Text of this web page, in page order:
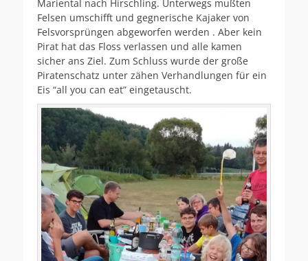
Mariental nach Hirschling. Unterwegs mußten
Felsen umschifft und gegnerische Kajaker von
Felsvorsprüngen abgeworfen werden . Aber kein
Pirat hat das Floss verlassen und alle kamen
sicher ans Ziel. Zum Schluss wurde der große
Piratenschatz unter zähen Verhandlungen für ein
Eis “all you can eat” eingetauscht.